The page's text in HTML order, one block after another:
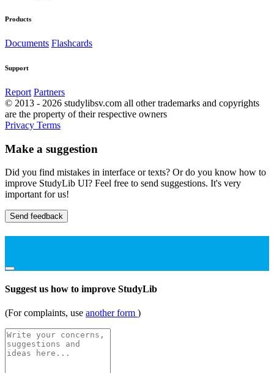
Products
Documents Flashcards
Support
Report Partners
© 2013 - 2026 studylibsv.com all other trademarks and copyrights
are the property of their respective owners
Privacy Terms
Make a suggestion
Did you find mistakes in interface or texts? Or do you know how to
improve StudyLib UI? Feel free to send suggestions. It's very
important for us!
Send feedback
Suggest us how to improve StudyLib
(For complaints, use another form )